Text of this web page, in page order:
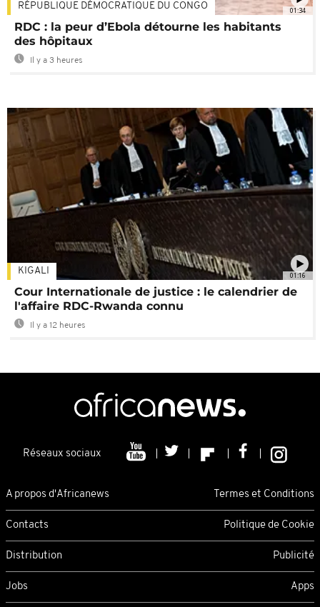
01:34
RÉPUBLIQUE DÉMOCRATIQUE DU CONGO
RDC : la peur d’Ebola détourne les habitants
des hôpitaux
Il y a 3 heures
01:16
KIGALI
Cour Internationale de justice : le calendrier de
l'affaire RDC-Rwanda connu
Il y a 12 heures
Réseaux sociaux
A propos d'Africanews Termes et Conditions
Contacts Politique de Cookie
Distribution Publicité
Jobs Apps